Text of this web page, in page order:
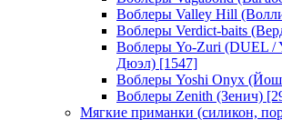
Воблеры Valley Hill
Воблеры Verdict-baits
Воблеры Yo-Zuri (DUEL /
Дюэл) [1547]
Воблеры Yoshi Onyx
Воблеры Zenith (Зенич)
Мягкие приманки (силикон,